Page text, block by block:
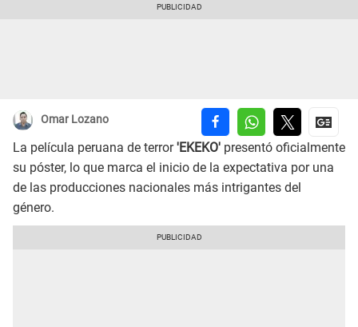
Omar Lozano
La película peruana de terror'EKEKO' presentó oficialmente
su póster, lo que marca el inicio de la expectativa por una
de las producciones nacionales más intrigantes del
género.